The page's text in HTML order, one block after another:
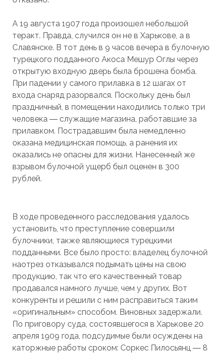
А 19 августа 1907 года произошел небольшой
теракт. Правда, случился он не в Харькове, а в
Славянске. В тот день в 9 часов вечера в булочную
турецкого подданного Акоса Мешур Оглы через
открытую входную дверь была брошена бомба.
При падении у самого прилавка в 12 шагах от
входа снаряд разорвался. Поскольку день был
праздничный, в помещении находились только три
человека ― служащие магазина, работавшие за
прилавком. Пострадавшим была немедленно
оказана медицинская помощь, а ранения их
оказались не опасны для жизни. Нанесенный же
взрывом булочной ущерб был оценен в 300
рублей.
В ходе проведенного расследования удалось
установить, что преступление совершили
булочники, также являющиеся турецкими
подданными. Все было просто: владелец булочной
наотрез отказывался подымать цены на свою
продукцию, так что его качественный товар
продавался намного лучше, чем у других. Вот
конкуренты и решили с ним расправиться таким
«оригинальным» способом. Виновных задержали.
По приговору суда, состоявшегося в Харькове 20
апреля 1909 года, подсудимые были осуждены на
каторжные работы сроком: Соркес Пилосьянц ― 8